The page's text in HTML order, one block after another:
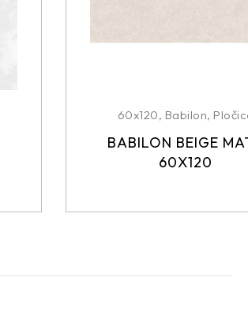
60x120, Babilon,
BABILON BEIGE
60X120